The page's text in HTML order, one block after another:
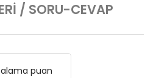
/ SORU-CEVAP
puan